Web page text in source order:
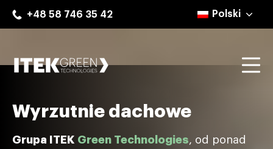
+48 58 746 35 42 Polski
Wyrzutnie dachowe
Grupa ITEK Green Technologies, od ponad